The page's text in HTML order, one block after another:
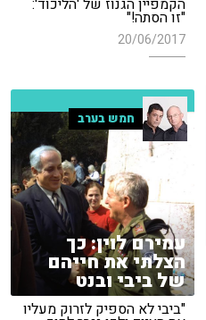
הקמפיין הגנוז של 'הליכוד':
"זו הסתה!"
20/06/2017
חמש בערב
עמירם לוין: כך
הצלתי את חייהם
של ביבי ובנט
"ביבי לא הספיק לזרוק מעליו